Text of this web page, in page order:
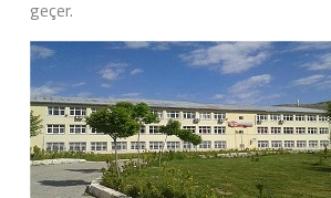
geçer.